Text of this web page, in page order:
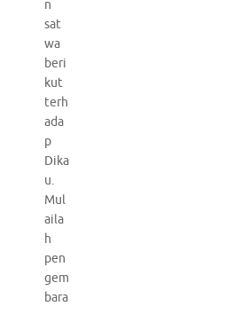
n
sat
wa
beri
kut
terh
ada
p
Dika
u.
Mul
aila
h
pen
gem
bara